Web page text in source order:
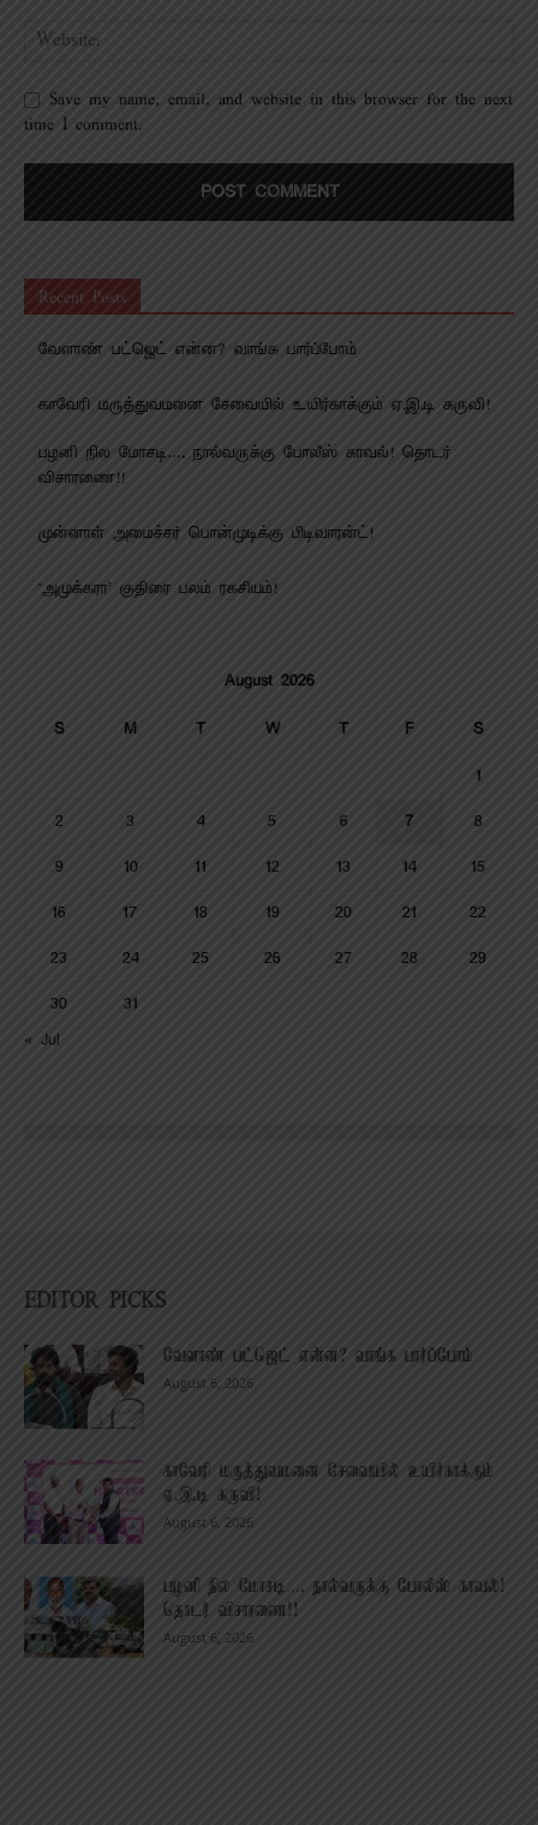
Save my name, email, and website in this browser for the next
time I comment.
Recent Posts
வேளாண் பட்ஜெட் என்ன? வாங்க பார்ப்போம்
காவேரி மருத்துவமனை சேவையில் உயிர்காக்கும் ஏ.இ.டி கருவி!
பழனி நில மோசடி…. நால்வருக்கு போலீஸ் காவல்! தொடர்
விசாரணை!!
முன்னாள் அமைச்சர் பொன்முடிக்கு பிடிவாரன்ட்!
‘அமுக்கரா’ குதிரை பலம் ரகசியம்!
August 2026
S M T W T F S
1
2 3 4 5 6 7 8
9 10 11 12 13 14 15
16 17 18 19 20 21 22
23 24 25 26 27 28 29
30
31
« Jul
EDITOR PICKS
வேளாண் பட்ஜெட் என்ன? வாங்க பார்ப்போம்
August 6, 2026
காவேரி மருத்துவமனை சேவையில் உயிர்காக்கும்
ஏ.இ.டி கருவி!
August 6, 2026
பழனி நில மோசடி…. நால்வருக்கு போலீஸ் காவல்!
தொடர் விசாரணை!!
August 6, 2026